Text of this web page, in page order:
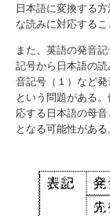
日本語に変換する
な読みに対応するこ
また、英語の発音
記号から日本語の
音記号（１）など
という問題がある
応する日本語の母
となる可能性がある